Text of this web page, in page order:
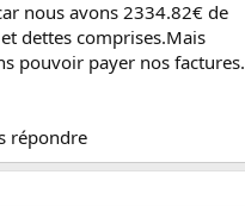
nous avons 2334.82€ de
dettes comprises.Mais
pouvoir payer nos factures.
répondre